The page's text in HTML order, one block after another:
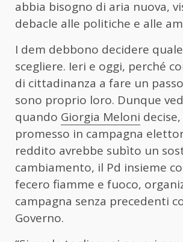
abbia bisogno di aria nuova,
debacle alle politiche e alle
I dem debbono decidere
scegliere. Ieri e oggi, perché
di cittadinanza a fare un
sono proprio loro. Dunque
quando Giorgia Meloni
promesso in campagna
reddito avrebbe subìto un
cambiamento, il Pd insieme
fecero fiamme e fuoco,
campagna senza precedenti
Governo.